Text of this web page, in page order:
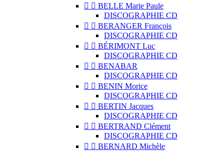
  BELLE Marie Paule
DISCOGRAPHIE CD
  BERANGER François
DISCOGRAPHIE CD
  BÉRIMONT Luc
DISCOGRAPHIE CD
  BENABAR
DISCOGRAPHIE CD
  BENIN Morice
DISCOGRAPHIE CD
  BERTIN Jacques
DISCOGRAPHIE CD
  BERTRAND Clément
DISCOGRAPHIE CD
  BERNARD Michèle